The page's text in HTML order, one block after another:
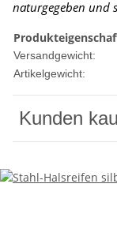
naturgegeben und
Versandgewicht:
Artikelgewicht:
Kunden